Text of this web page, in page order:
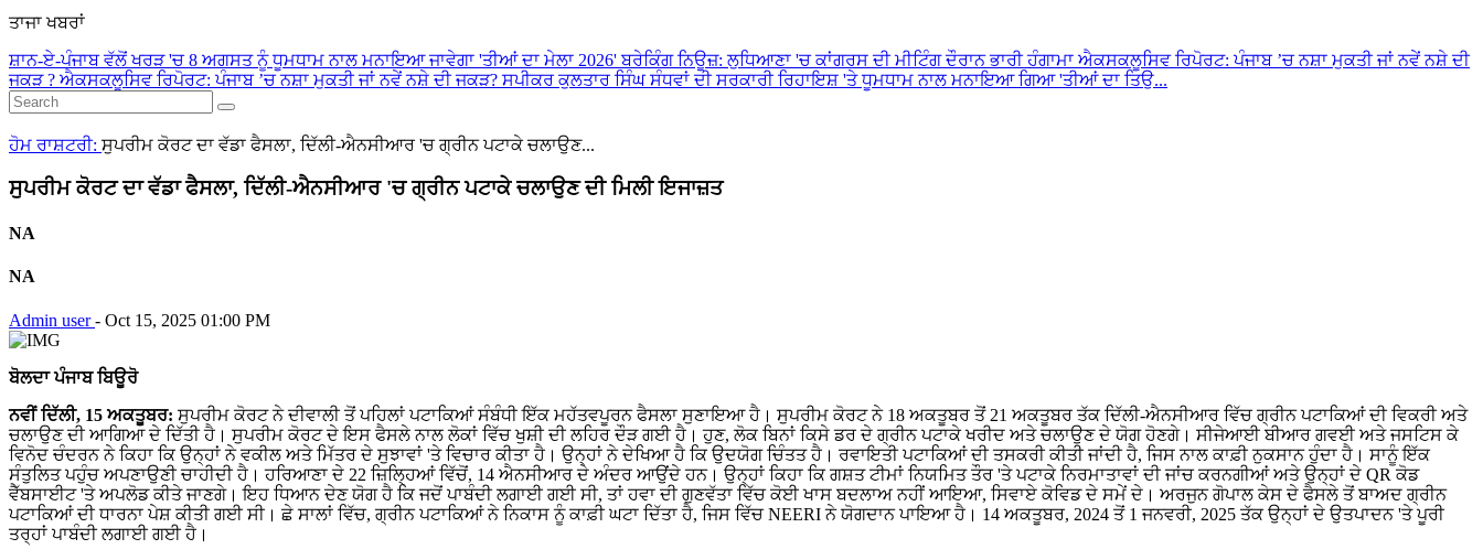
ਤਾਜਾ ਖਬਰਾਂ
ਸ਼ਾਨ-ਏ-ਪੰਜਾਬ ਵੱਲੋਂ ਖਰੜ 'ਚ 8 ਅਗਸਤ ਨੂੰ ਧੂਮਧਾਮ ਨਾਲ ਮਨਾਇਆ ਜਾਵੇਗਾ 'ਤੀਆਂ ਦਾ ਮੇਲਾ 2026'ਬਰੇਕਿੰਗ ਨਿਊਜ਼: ਲੁਧਿਆਣਾ 'ਚ ਕਾਂਗਰਸ ਦੀ ਮੀਟਿੰਗ ਦੌਰਾਨ ਭਾਰੀ ਹੰਗਾਮਾ ਐਕਸਕਲੂਸਿਵ ਰਿਪੋਰਟ: ਪੰਜਾਬ ’ਚ ਨਸ਼ਾ ਮੁਕਤੀ ਜਾਂ ਨਵੇਂ ਨਸ਼ੇ ਦੀ
ਜਕੜ ? ਐਕਸਕਲੂਸਿਵ ਰਿਪੋਰਟ: ਪੰਜਾਬ ’ਚ ਨਸ਼ਾ ਮੁਕਤੀ ਜਾਂ ਨਵੇਂ ਨਸ਼ੇ ਦੀ ਜਕੜ? ਸਪੀਕਰ ਕੁਲਤਾਰ ਸਿੰਘ ਸੰਧਵਾਂ ਦੀ ਸਰਕਾਰੀ ਰਿਹਾਇਸ਼ 'ਤੇ ਧੂਮਧਾਮ ਨਾਲ ਮਨਾਇਆ ਗਿਆ 'ਤੀਆਂ ਦਾ ਤਿਉ...
ਹੋਮ ਰਾਸ਼ਟਰੀ: ਸੁਪਰੀਮ ਕੋਰਟ ਦਾ ਵੱਡਾ ਫੈਸਲਾ, ਦਿੱਲੀ-ਐਨਸੀਆਰ 'ਚ ਗ੍ਰੀਨ ਪਟਾਕੇ ਚਲਾਉਣ...
ਸੁਪਰੀਮ ਕੋਰਟ ਦਾ ਵੱਡਾ ਫੈਸਲਾ, ਦਿੱਲੀ-ਐਨਸੀਆਰ 'ਚ ਗ੍ਰੀਨ ਪਟਾਕੇ ਚਲਾਉਣ ਦੀ ਮਿਲੀ ਇਜਾਜ਼ਤ
NA
NA
Admin user- Oct 15, 2025 01:00 PM
ਬੋਲਦਾ ਪੰਜਾਬ ਬਿਊਰੋ
ਨਵੀਂ ਦਿੱਲੀ, 15 ਅਕਤੂਬਰ: ਸੁਪਰੀਮ ਕੋਰਟ ਨੇ ਦੀਵਾਲੀ ਤੋਂ ਪਹਿਲਾਂ ਪਟਾਕਿਆਂ ਸੰਬੰਧੀ ਇੱਕ ਮਹੱਤਵਪੂਰਨ ਫੈਸਲਾ ਸੁਣਾਇਆ ਹੈ। ਸੁਪਰੀਮ ਕੋਰਟ ਨੇ 18 ਅਕਤੂਬਰ ਤੋਂ 21 ਅਕਤੂਬਰ ਤੱਕ ਦਿੱਲੀ-ਐਨਸੀਆਰ ਵਿੱਚ ਗ੍ਰੀਨ ਪਟਾਕਿਆਂ ਦੀ ਵਿਕਰੀ ਅਤੇ
ਚਲਾਉਣ ਦੀ ਆਗਿਆ ਦੇ ਦਿੱਤੀ ਹੈ। ਸੁਪਰੀਮ ਕੋਰਟ ਦੇ ਇਸ ਫੈਸਲੇ ਨਾਲ ਲੋਕਾਂ ਵਿੱਚ ਖੁਸ਼ੀ ਦੀ ਲਹਿਰ ਦੌੜ ਗਈ ਹੈ। ਹੁਣ, ਲੋਕ ਬਿਨਾਂ ਕਿਸੇ ਡਰ ਦੇ ਗ੍ਰੀਨ ਪਟਾਕੇ ਖਰੀਦ ਅਤੇ ਚਲਾਉਣ ਦੇ ਯੋਗ ਹੋਣਗੇ। ਸੀਜੇਆਈ ਬੀਆਰ ਗਵਈ ਅਤੇ ਜਸਟਿਸ ਕੇ
ਵਿਨੋਦ ਚੰਦਰਨ ਨੇ ਕਿਹਾ ਕਿ ਉਨ੍ਹਾਂ ਨੇ ਵਕੀਲ ਅਤੇ ਮਿੱਤਰ ਦੇ ਸੁਝਾਵਾਂ 'ਤੇ ਵਿਚਾਰ ਕੀਤਾ ਹੈ। ਉਨ੍ਹਾਂ ਨੇ ਦੇਖਿਆ ਹੈ ਕਿ ਉਦਯੋਗ ਚਿੰਤਤ ਹੈ। ਰਵਾਇਤੀ ਪਟਾਕਿਆਂ ਦੀ ਤਸਕਰੀ ਕੀਤੀ ਜਾਂਦੀ ਹੈ, ਜਿਸ ਨਾਲ ਕਾਫ਼ੀ ਨੁਕਸਾਨ ਹੁੰਦਾ ਹੈ। ਸਾਨੂੰ ਇੱਕ
ਸੰਤੁਲਿਤ ਪਹੁੰਚ ਅਪਣਾਉਣੀ ਚਾਹੀਦੀ ਹੈ। ਹਰਿਆਣਾ ਦੇ 22 ਜ਼ਿਲ੍ਹਿਆਂ ਵਿੱਚੋਂ, 14 ਐਨਸੀਆਰ ਦੇ ਅੰਦਰ ਆਉਂਦੇ ਹਨ। ਉਨ੍ਹਾਂ ਕਿਹਾ ਕਿ ਗਸ਼ਤ ਟੀਮਾਂ ਨਿਯਮਿਤ ਤੌਰ 'ਤੇ ਪਟਾਕੇ ਨਿਰਮਾਤਾਵਾਂ ਦੀ ਜਾਂਚ ਕਰਨਗੀਆਂ ਅਤੇ ਉਨ੍ਹਾਂ ਦੇ QR ਕੋਡ
ਵੈੱਬਸਾਈਟ 'ਤੇ ਅਪਲੋਡ ਕੀਤੇ ਜਾਣਗੇ। ਇਹ ਧਿਆਨ ਦੇਣ ਯੋਗ ਹੈ ਕਿ ਜਦੋਂ ਪਾਬੰਦੀ ਲਗਾਈ ਗਈ ਸੀ, ਤਾਂ ਹਵਾ ਦੀ ਗੁਣਵੱਤਾ ਵਿੱਚ ਕੋਈ ਖਾਸ ਬਦਲਾਅ ਨਹੀਂ ਆਇਆ, ਸਿਵਾਏ ਕੋਵਿਡ ਦੇ ਸਮੇਂ ਦੇ। ਅਰਜੁਨ ਗੋਪਾਲ ਕੇਸ ਦੇ ਫੈਸਲੇ ਤੋਂ ਬਾਅਦ ਗ੍ਰੀਨ
ਪਟਾਕਿਆਂ ਦੀ ਧਾਰਨਾ ਪੇਸ਼ ਕੀਤੀ ਗਈ ਸੀ। ਛੇ ਸਾਲਾਂ ਵਿੱਚ, ਗ੍ਰੀਨ ਪਟਾਕਿਆਂ ਨੇ ਨਿਕਾਸ ਨੂੰ ਕਾਫ਼ੀ ਘਟਾ ਦਿੱਤਾ ਹੈ, ਜਿਸ ਵਿੱਚ NEERI ਨੇ ਯੋਗਦਾਨ ਪਾਇਆ ਹੈ। 14 ਅਕਤੂਬਰ, 2024 ਤੋਂ 1 ਜਨਵਰੀ, 2025 ਤੱਕ ਉਨ੍ਹਾਂ ਦੇ ਉਤਪਾਦਨ 'ਤੇ ਪੂਰੀ
ਤਰ੍ਹਾਂ ਪਾਬੰਦੀ ਲਗਾਈ ਗਈ ਹੈ।